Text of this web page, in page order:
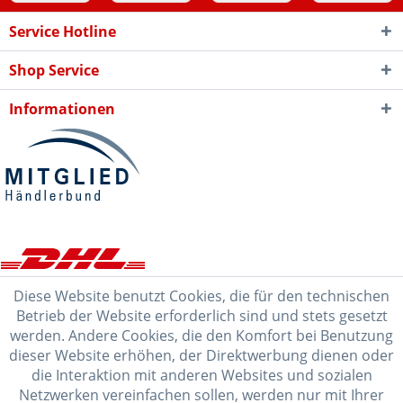
Service Hotline
Shop Service
Informationen
Diese Website benutzt Cookies, die für den technischen
Betrieb der Website erforderlich sind und stets gesetzt
werden. Andere Cookies, die den Komfort bei Benutzung
dieser Website erhöhen, der Direktwerbung dienen oder
die Interaktion mit anderen Websites und sozialen
Netzwerken vereinfachen sollen, werden nur mit Ihrer